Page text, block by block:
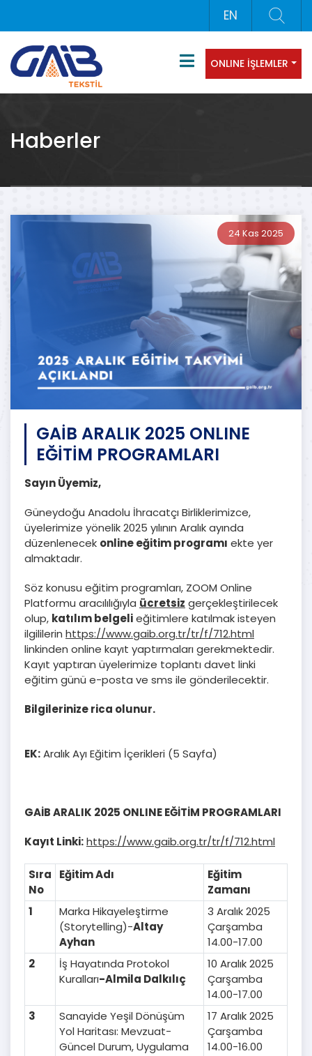
EN
ONLINE İŞLEMLER
Haberler
24 Kas 2025
GAİB ARALIK 2025 ONLINE
EĞİTİM PROGRAMLARI
Sayın Üyemiz,
Güneydoğu Anadolu İhracatçı Birliklerimizce,
üyelerimize yönelik 2025 yılının Aralık ayında
düzenlenecek online eğitim programı ekte yer
almaktadır.
Söz konusu eğitim programları, ZOOM Online
Platformu aracılılığıyla ücretsiz gerçekleştirilecek
olup, katılım belgelieğitimlere katılmak isteyen
ilgililerin https://www.gaib.org.tr/tr/f/712.html
linkinden online kayıt yaptırmaları gerekmektedir.
Kayıt yaptıran üyelerimize toplantı davet linki
eğitim günü e-posta ve sms ile gönderilecektir.
Bilgilerinize rica olunur.
EK:Aralık Ayı Eğitim İçerikleri (5 Sayfa)
GAİB ARALIK 2025 ONLINE EĞİTİM PROGRAMLARI
Kayıt Linki:https://www.gaib.org.tr/tr/f/712.html
Sıra
No
Eğitim Adı
Eğitim
Zamanı
1
Marka Hikayeleştirme
(Storytelling)-Altay
Ayhan
3 Aralık 2025
Çarşamba
14.00-17.00
2
İş Hayatında Protokol
Kuralları-Almila Dalkılıç
10 Aralık 2025
Çarşamba
14.00-17.00
3
Sanayide Yeşil Dönüşüm
Yol Haritası: Mevzuat-
Güncel Durum, Uygulama
17 Aralık 2025
Çarşamba
14.00-16.00